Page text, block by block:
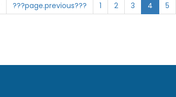
???page.previous??? 1 2 3 4 5